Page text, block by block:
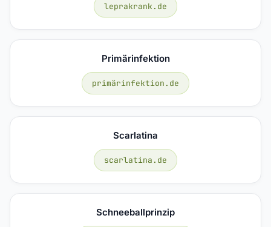
leprakrank.de
Primärinfektion
primärinfektion.de
Scarlatina
scarlatina.de
Schneeballprinzip